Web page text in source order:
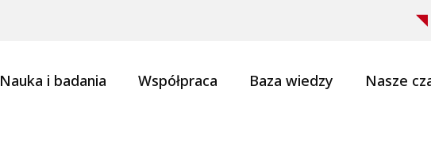
Nauka i badania Współpraca Baza wiedzy Nasze